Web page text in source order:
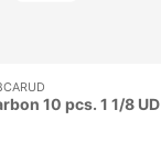
10 pcs. 1 1/8 UD